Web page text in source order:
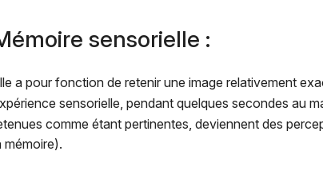
sensorielle :
a pour fonction de retenir une image relativement
sensorielle, pendant quelques secondes au
comme étant pertinentes, deviennent des
mémoire).